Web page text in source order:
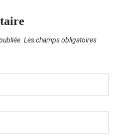
Les champs obligatoires